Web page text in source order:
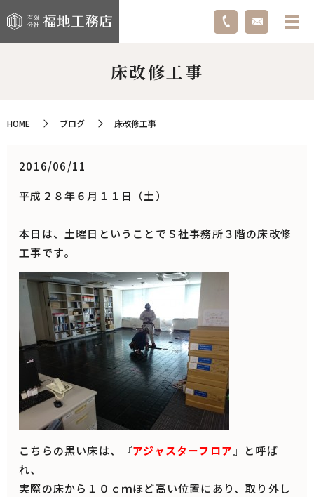
床改修工事
HOME ブログ 床改修工事
2016/06/11
平成２８年６月１１日（土）
本日は、土曜日ということでＳ社事務所３階の床改修
工事です。
こちらの黒い床は、『アジャスターフロア 』と呼ば
れ、
実際の床から１０ｃｍほど高い位置にあり、取り外し